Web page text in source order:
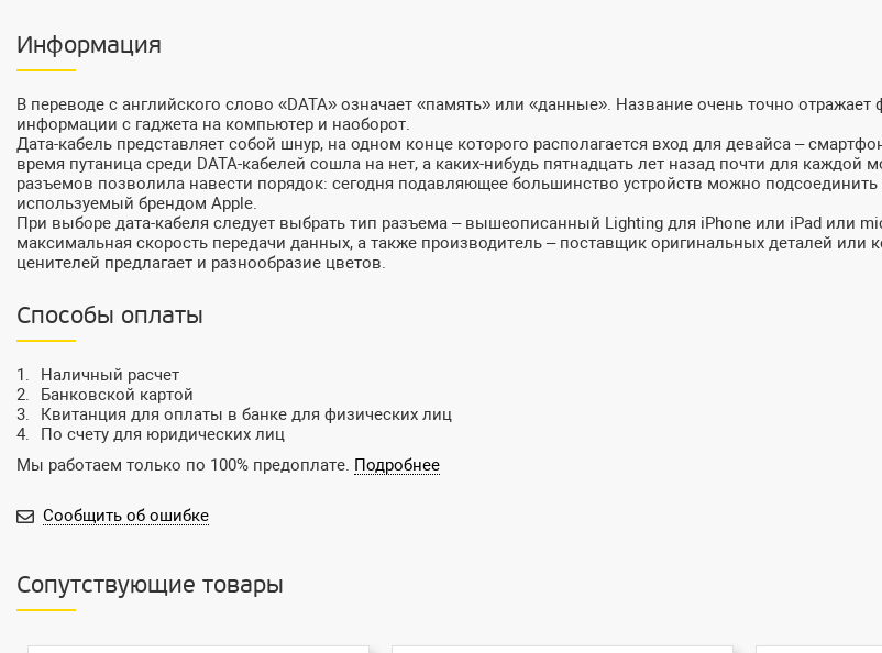
Информация
В переводе с английского слово «DATA» означает «память» или «данные». Название очень точно
информации с гаджета на компьютер и наоборот.
Дата-кабель представляет собой шнур, на одном конце которого располагается вход для девайса –
время путаница среди DATA-кабелей сошла на нет, а каких-нибудь пятнадцать лет назад почти для
разъемов позволила навести порядок: сегодня подавляющее большинство устройств можно
используемый брендом Apple.
При выборе дата-кабеля следует выбрать тип разъема – вышеописанный Lighting для iPhone или iPad или
максимальная скорость передачи данных, а также производитель – поставщик оригинальных деталей
ценителей предлагает и разнообразие цветов.
Способы оплаты
Наличный расчет
Банковской картой
Квитанция для оплаты в банке для физических лиц
По счету для юридических лиц
Мы работаем только по 100% предоплате. Подробнее
Сообщить об ошибке
Сопутствующие товары